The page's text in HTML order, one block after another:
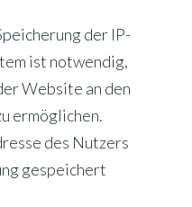
der IP-
ist notwendig,
Website an den
ermöglichen.
des Nutzers
gespeichert